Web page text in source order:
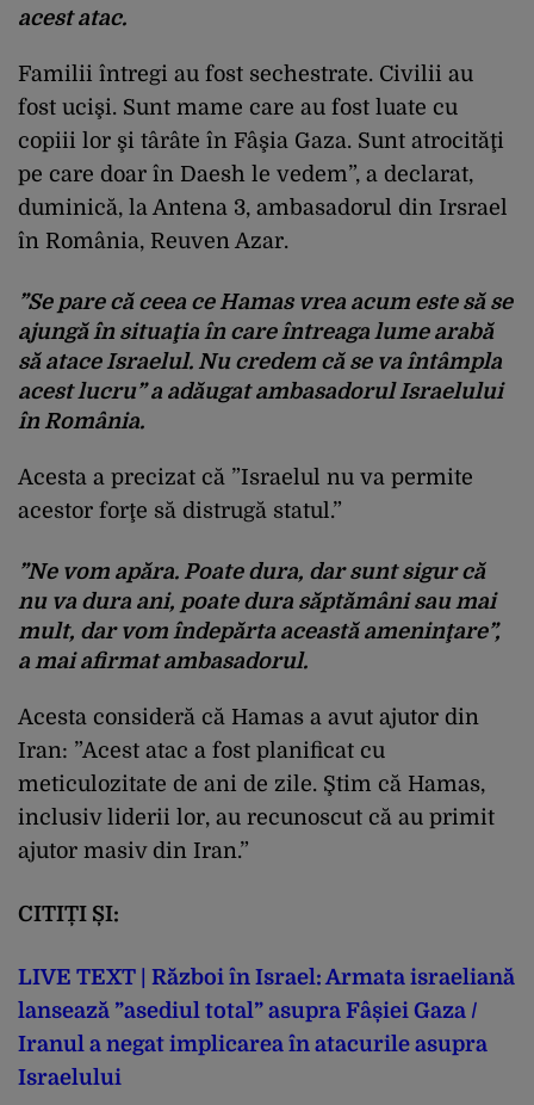
acest atac.
Familii întregi au fost sechestrate. Civilii au
fost ucişi. Sunt mame care au fost luate cu
copiii lor şi târâte în Fâşia Gaza. Sunt atrocităţi
pe care doar în Daesh le vedem”, a declarat,
duminică, la Antena 3, ambasadorul din Irsrael
în România, Reuven Azar.
”Se pare că ceea ce Hamas vrea acum este să se
ajungă în situaţia în care întreaga lume arabă
să atace Israelul. Nu credem că se va întâmpla
acest lucru”a adăugat ambasadorul Israelului
în România.
Acesta a precizat că ”Israelul nu va permite
acestor forţe să distrugă statul.”
”Ne vom apăra. Poate dura, dar sunt sigur că
nu va dura ani, poate dura săptămâni sau mai
mult, dar vom îndepărta această ameninţare”,
a mai afirmat ambasadorul.
Acesta consideră că Hamas a avut ajutor din
Iran: ”Acest atac a fost planificat cu
meticulozitate de ani de zile. Ştim că Hamas,
inclusiv liderii lor, au recunoscut că au primit
ajutor masiv din Iran.”
CITIȚI ȘI:
LIVE TEXT | Război în Israel: Armata israeliană
lansează ”asediul total” asupra Fâșiei Gaza /
Iranul a negat implicarea în atacurile asupra
Israelului